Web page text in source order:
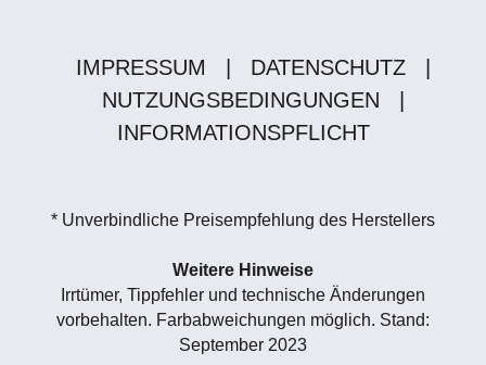
IMPRESSUM DATENSCHUTZ
NUTZUNGSBEDINGUNGEN
INFORMATIONSPFLICHT
* Unverbindliche Preisempfehlung des Herstellers
Weitere Hinweise
Irrtümer, Tippfehler und technische Änderungen
vorbehalten. Farbabweichungen möglich. Stand:
September 2023